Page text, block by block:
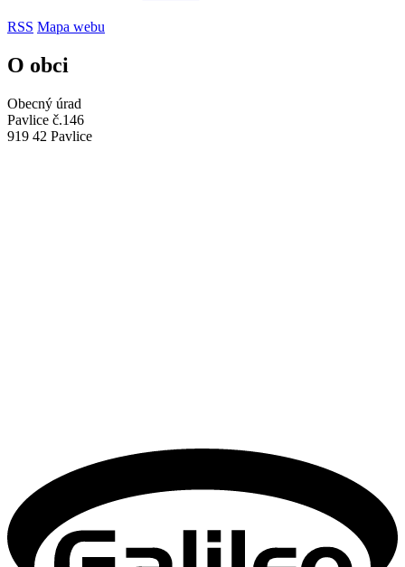
RSS Mapa webu
O obci
Obecný úrad
Pavlice č.146
919 42 Pavlice